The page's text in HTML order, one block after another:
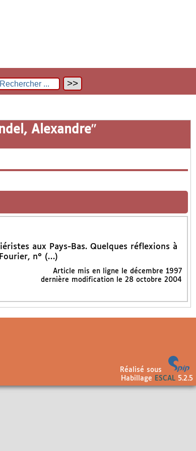
Alexandre"
aux Pays-Bas. Quelques réflexions à
n° (…)
Article mis en ligne le décembre 1997
dernière modification le 28 octobre 2004
Réalisé sous
Habillage
ESCAL5.2.5